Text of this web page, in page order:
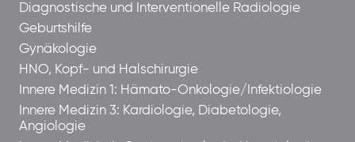
Diagnostische und Interventionelle Radiologie
Geburtshilfe
Gynäkologie
HNO, Kopf- und Halschirurgie
Innere Medizin 1: Hämato-Onkologie/Infektiologie
Innere Medizin 3: Kardiologie, Diabetologie,
Angiologie